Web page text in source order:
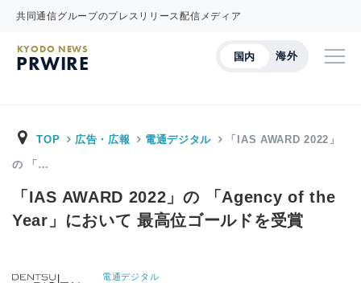
共同通信グループのプレスリリース配信メディア
国内 海外
KYODO NEWS
PRWIRE
TOP 広告・広報 電通デジタル 「IAS AWARD 2022」
の 「…
「IAS AWARD 2022」の 「Agency of the
Year」において 最高位ゴールドを受賞
電通デジタル